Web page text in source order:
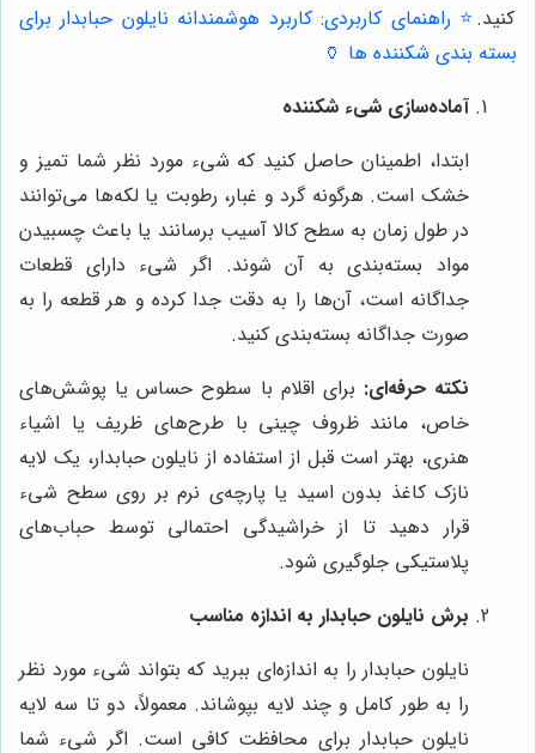
کنید. ⭐️ راهنمای کاربردی: کاربرد هوشمندانه نایلون حبابدار برای
بسته بندی شکننده ها 🏺
آماده‌سازی شیء شکننده
ابتدا، اطمینان حاصل کنید که شیء مورد نظر شما تمیز و
خشک است. هرگونه گرد و غبار، رطوبت یا لکه‌ها می‌توانند
در طول زمان به سطح کالا آسیب برسانند یا باعث چسبیدن
مواد بسته‌بندی به آن شوند. اگر شیء دارای قطعات
جداگانه است، آن‌ها را به دقت جدا کرده و هر قطعه را به
صورت جداگانه بسته‌بندی کنید.
نکته حرفه‌ای: برای اقلام با سطوح حساس یا پوشش‌های
خاص، مانند ظروف چینی با طرح‌های ظریف یا اشیاء
هنری، بهتر است قبل از استفاده از نایلون حبابدار، یک لایه
نازک کاغذ بدون اسید یا پارچه‌ی نرم بر روی سطح شیء
قرار دهید تا از خراشیدگی احتمالی توسط حباب‌های
پلاستیکی جلوگیری شود.
برش نایلون حبابدار به اندازه مناسب
نایلون حبابدار را به اندازه‌ای ببرید که بتواند شیء مورد نظر
را به طور کامل و چند لایه بپوشاند. معمولاً، دو تا سه لایه
نایلون حبابدار برای محافظت کافی است. اگر شیء شما